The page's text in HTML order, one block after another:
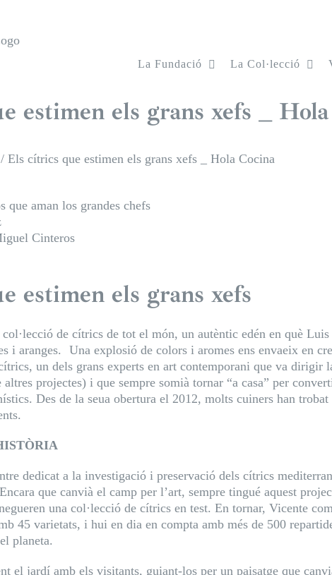
La Fundació La Col·lecció
estimen els grans xefs _
/ Els cítrics que estimen els grans xefs _ Hola Cocina
que aman los grandes chefs
Cinteros
estimen els grans xefs
de cítrics de tot el món, un autèntic edén en què
i aranges. Una explosió de colors i aromes ens envaeix en
un dels grans experts en art contemporani que va
projectes) i que sempre somià tornar “a casa” per
Des de la seua obertura el 2012, molts cuiners han
dedicat a la investigació i preservació dels cítrics
que canvià el camp per l’art, sempre tingué aquest
una col·lecció de cítrics en test. En tornar, Vicente
45 varietats, i hui en dia en compta amb més de 500
planeta.
el jardí amb els visitants, guiant-los per un paisatge que